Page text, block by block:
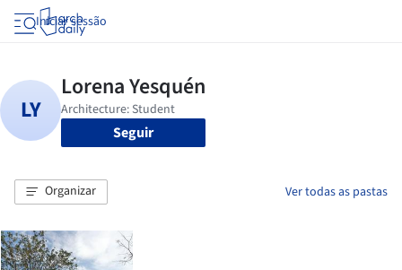
Iniciar sessão
Seguir
Organizar Ver todas as pastas